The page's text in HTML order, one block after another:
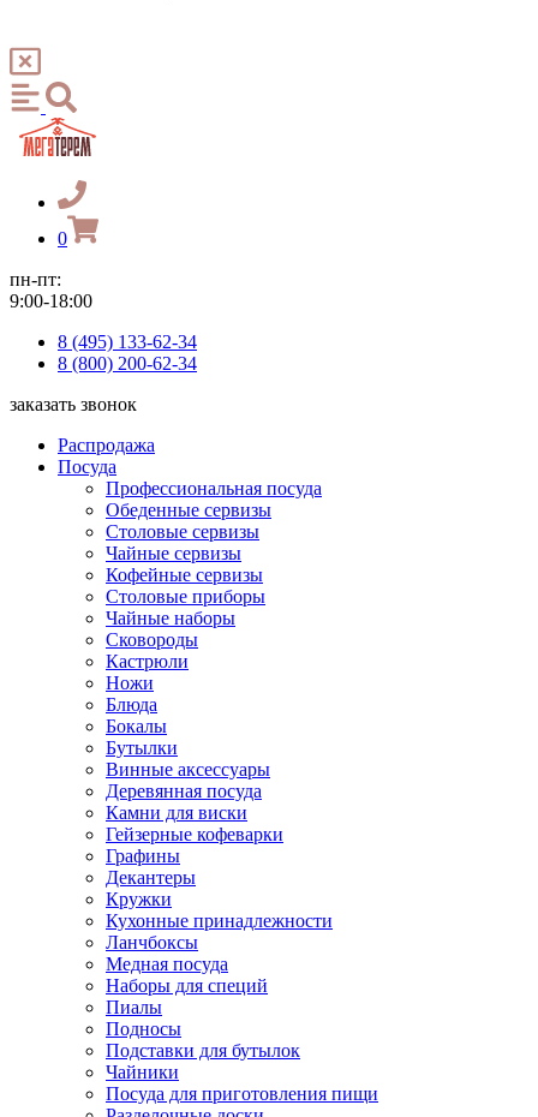
0
пн-пт:
9:00-18:00
8 (495) 133-62-34
8 (800) 200-62-34
заказать звонок
Распродажа
Посуда
Профессиональная посуда
Обеденные сервизы
Столовые сервизы
Чайные сервизы
Кофейные сервизы
Столовые приборы
Чайные наборы
Сковороды
Кастрюли
Ножи
Блюда
Бокалы
Бутылки
Винные аксессуары
Деревянная посуда
Камни для виски
Гейзерные кофеварки
Графины
Декантеры
Кружки
Кухонные принадлежности
Ланчбоксы
Медная посуда
Наборы для специй
Пиалы
Подносы
Подставки для бутылок
Чайники
Посуда для приготовления пищи